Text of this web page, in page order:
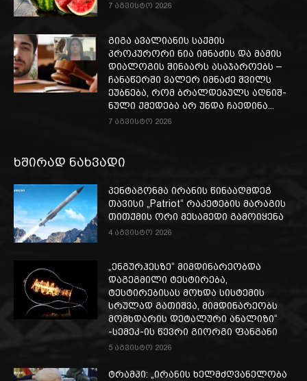
7 აგვისტო 2026
გიგა ავალიანის საქმის
პროკურორი ნია იმნაძის და მამის
დიალოგის შინაარს ასაჯაროებს –
ჩა­ნა­წერ­ში ვა­ლერ იმ­ნა­ძე შვილს
ეუბ­ნე­ბა, რომ ბრალ­დე­ბულს აღ­ნიშ­
ნუ­ლი ქმე­დე­ბა არ უნდა ჩა­ე­დი­ნა...
7 აგვისტო 2026
ხშირად ნახვადი
პენტაგონმა ირანის წინააღმდეგ
თავისი „Patriot“ რაკეტების მარაგის
თითქმის ორი მესამედი გამოიყენა
4 აგვისტო 2026
„ენგურჰესზე“ მიმდინარეობდა
დაგეგმილი ტესტირება,
ტესტირებისას მოხდა სისტემის
სრულად გათიშვა, მიმდინარეობს
მომხდარის დეტალური ანალიზი“
-სემეკ-ის წევრი გიორგი ფანგანი
5 აგვისტო 2026
ტრამპი: „ირანის ხელმძღვანელობა